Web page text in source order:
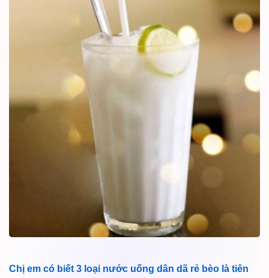
Chị em có biết 3 loại nước uống dân dã rẻ bèo là tiên